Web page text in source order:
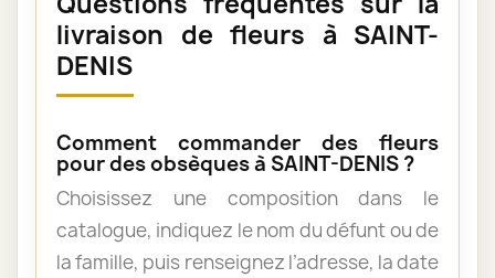
livraison de fleurs à SAINT-
DENIS
Comment commander des fleurs
pour des obsèques à SAINT-DENIS ?
Choisissez une composition dans le
catalogue, indiquez le nom du défunt ou de
la famille, puis renseignez l’adresse, la date